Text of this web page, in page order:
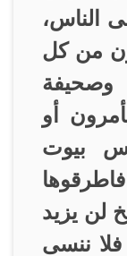
الناس،
من كل
أو
بيوت
لن يزيد
فلا ننسى